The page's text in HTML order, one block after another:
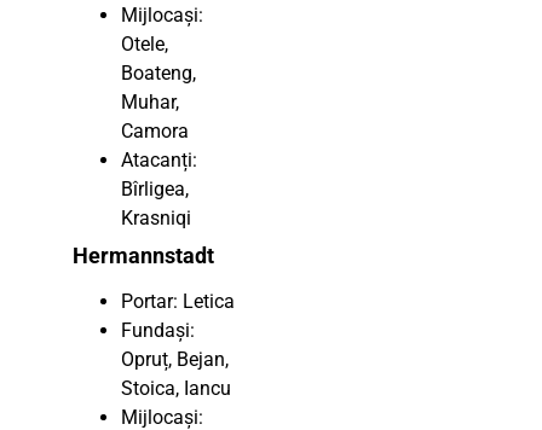
Mijlocași:
Otele,
Boateng,
Muhar,
Camora
Atacanți:
Bîrligea,
Krasniqi
Hermannstadt
Portar: Letica
Fundași:
Opruț, Bejan,
Stoica, Iancu
Mijlocași: